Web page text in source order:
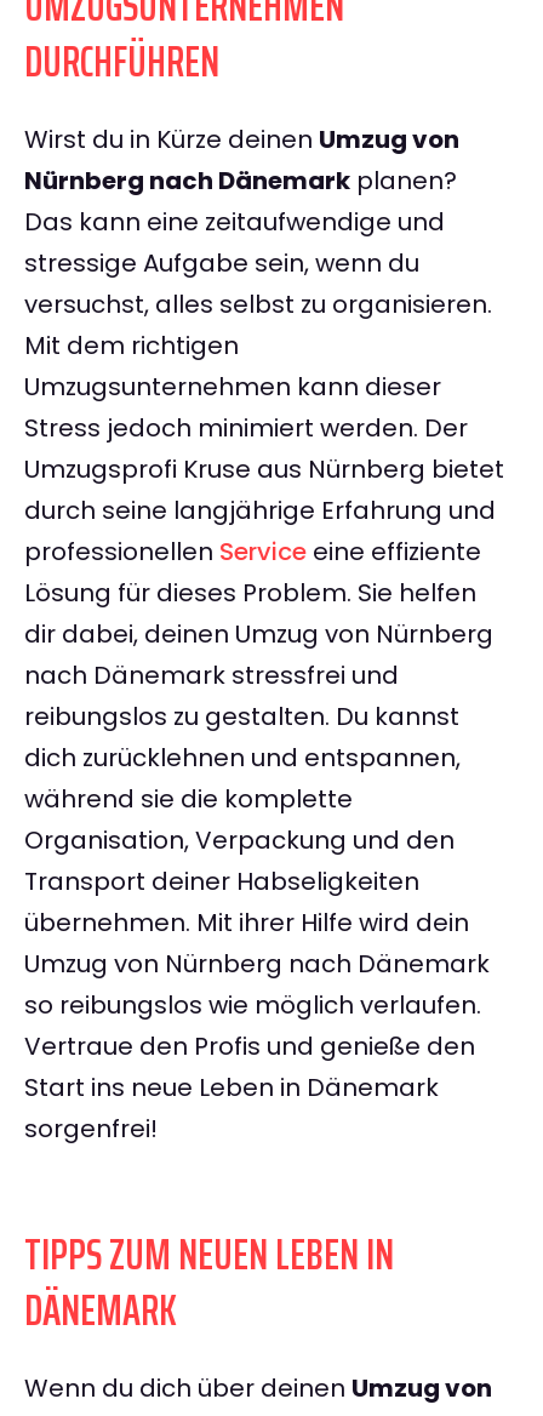
DURCHFÜHREN
Wirst du in Kürze deinen Umzug von
Nürnberg nach Dänemark planen?
Das kann eine zeitaufwendige und
stressige Aufgabe sein, wenn du
versuchst, alles selbst zu organisieren.
Mit dem richtigen
Umzugsunternehmen kann dieser
Stress jedoch minimiert werden. Der
Umzugsprofi Kruse aus Nürnberg bietet
durch seine langjährige Erfahrung und
professionellen Service eine effiziente
Lösung für dieses Problem. Sie helfen
dir dabei, deinen Umzug von Nürnberg
nach Dänemark stressfrei und
reibungslos zu gestalten. Du kannst
dich zurücklehnen und entspannen,
während sie die komplette
Organisation, Verpackung und den
Transport deiner Habseligkeiten
übernehmen. Mit ihrer Hilfe wird dein
Umzug von Nürnberg nach Dänemark
so reibungslos wie möglich verlaufen.
Vertraue den Profis und genieße den
Start ins neue Leben in Dänemark
sorgenfrei!
TIPPS ZUM NEUEN LEBEN IN
DÄNEMARK
Wenn du dich über deinen Umzug von